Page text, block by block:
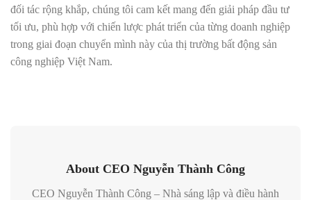
đối tác rộng khắp, chúng tôi cam kết mang đến giải pháp đầu tư
tối ưu, phù hợp với chiến lược phát triển của từng doanh nghiệp
trong giai đoạn chuyển mình này của thị trường bất động sản
công nghiệp Việt Nam.
About CEO Nguyễn Thành Công
CEO Nguyễn Thành Công – Nhà sáng lập và điều hành